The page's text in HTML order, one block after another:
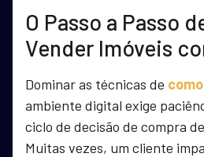
O Passo a Passo
Vender Imóveis
Dominar as técnicas de
ambiente digital exige
ciclo de decisão de compra
Muitas vezes, um cliente